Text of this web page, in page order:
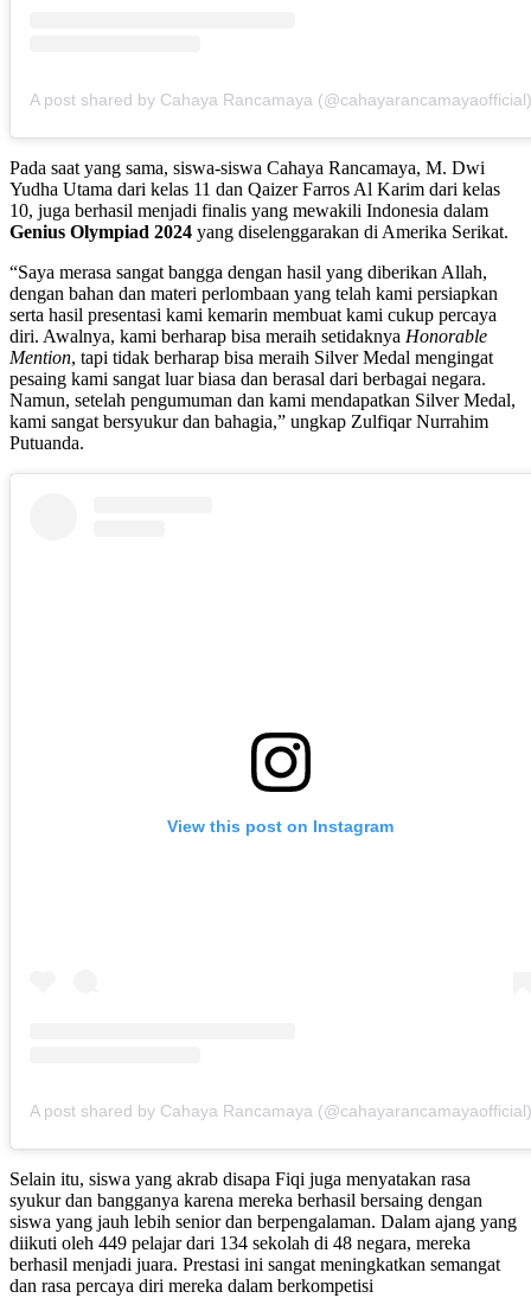
A post shared by Cahaya Rancamaya (@cahayarancamayaofficial)
Pada saat yang sama, siswa-siswa Cahaya Rancamaya, M. Dwi
Yudha Utama dari kelas 11 dan Qaizer Farros Al Karim dari kelas
10, juga berhasil menjadi finalis yang mewakili Indonesia dalam
Genius Olympiad 2024 yang diselenggarakan di Amerika Serikat.
“Saya merasa sangat bangga dengan hasil yang diberikan Allah,
dengan bahan dan materi perlombaan yang telah kami persiapkan
serta hasil presentasi kami kemarin membuat kami cukup percaya
diri. Awalnya, kami berharap bisa meraih setidaknya Honorable
Mention, tapi tidak berharap bisa meraih Silver Medal mengingat
pesaing kami sangat luar biasa dan berasal dari berbagai negara.
Namun, setelah pengumuman dan kami mendapatkan Silver Medal,
kami sangat bersyukur dan bahagia,” ungkap Zulfiqar Nurrahim
Putuanda.
View this post on Instagram
A post shared by Cahaya Rancamaya (@cahayarancamayaofficial)
Selain itu, siswa yang akrab disapa Fiqi juga menyatakan rasa
syukur dan bangganya karena mereka berhasil bersaing dengan
siswa yang jauh lebih senior dan berpengalaman. Dalam ajang yang
diikuti oleh 449 pelajar dari 134 sekolah di 48 negara, mereka
berhasil menjadi juara. Prestasi ini sangat meningkatkan semangat
dan rasa percaya diri mereka dalam berkompetisi